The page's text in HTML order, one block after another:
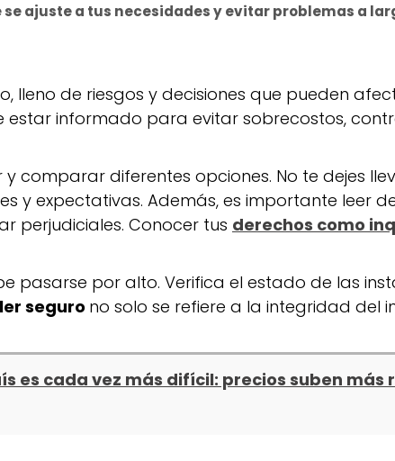
ajuste a tus necesidades y evitar problemas a
lleno de riesgos y decisiones que pueden
estar informado para evitar sobrecostos,
comparar diferentes opciones. No te dejes
y expectativas. Además, es importante leer
perjudiciales. Conocer tus derechos como
pasarse por alto. Verifica el estado de las
seguro no solo se refiere a la integridad del
es cada vez más difícil: precios suben